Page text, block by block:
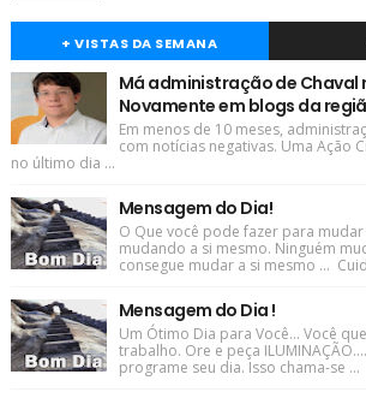
+ VISTAS DA SEMANA
Má administração de Chaval
Novamente em blogs da
Em menos de 10 meses,
com notícias negativas. Uma Ação
no último dia ...
Mensagem do Dia!
O Que você pode fazer para
mudando a si mesmo. Ninguém
consegue mudar a si mesmo ...
Mensagem do Dia !
Um Ótimo Dia para Você... Você
trabalho. Ore e peça
programe seu dia. Isso chama-se ...